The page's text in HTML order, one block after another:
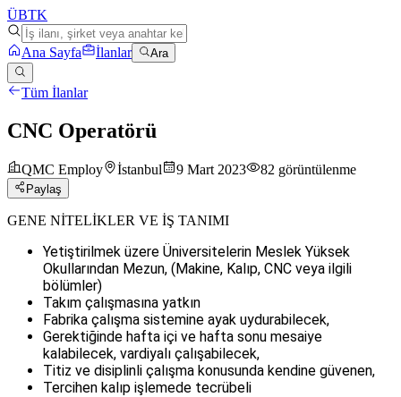
ÜBTK
Ana Sayfa İlanlar Ara
Tüm İlanlar
CNC Operatörü
QMC Employ İstanbul 9 Mart 2023 82 görüntülenme
Paylaş
GENE NİTELİKLER VE İŞ TANIMI
Yetiştirilmek üzere Üniversitelerin Meslek Yüksek
Okullarından Mezun, (Makine, Kalıp, CNC veya ilgili
bölümler)
Takım çalışmasına yatkın
Fabrika çalışma sistemine ayak uydurabilecek,
Gerektiğinde hafta içi ve hafta sonu mesaiye
kalabilecek, vardiyalı çalışabilecek,
Titiz ve disiplinli çalışma konusunda kendine güvenen,
Tercihen kalıp işlemede tecrübeli